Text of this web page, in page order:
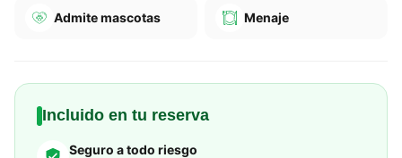
Admite mascotas Menaje
Incluido en tu reserva
Seguro a todo riesgo